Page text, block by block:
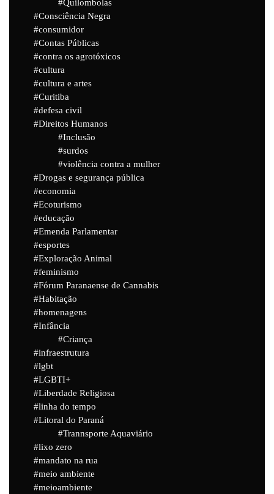
Quilombolas
Consciência Negra
consumidor
Contas Públicas
contra os agrotóxicos
cultura
cultura e artes
Curitiba
defesa civil
Direitos Humanos
Inclusão
surdos
violência contra a mulher
Drogas e segurança pública
economia
Ecoturismo
educação
Emenda Parlamentar
esportes
Exploração Animal
feminismo
Fórum Paranaense de Cannabis
Habitação
homenagens
Infância
Criança
infraestrutura
lgbt
LGBTI+
Liberdade Religiosa
linha do tempo
Litoral do Paraná
Trannsporte Aquaviário
lixo zero
mandato na rua
meio ambiente
meioambiente